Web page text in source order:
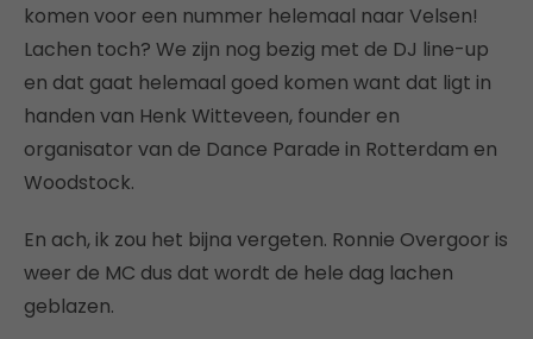
komen voor een nummer helemaal naar Velsen!
Lachen toch? We zijn nog bezig met de DJ line-up
en dat gaat helemaal goed komen want dat ligt in
handen van Henk Witteveen, founder en
organisator van de Dance Parade in Rotterdam en
Woodstock.
En ach, ik zou het bijna vergeten. Ronnie Overgoor is
weer de MC dus dat wordt de hele dag lachen
geblazen.